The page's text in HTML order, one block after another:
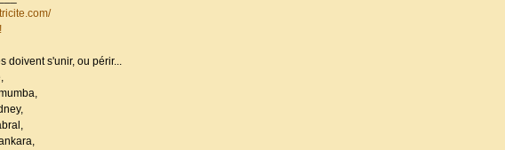
doivent s'unir, ou périr...